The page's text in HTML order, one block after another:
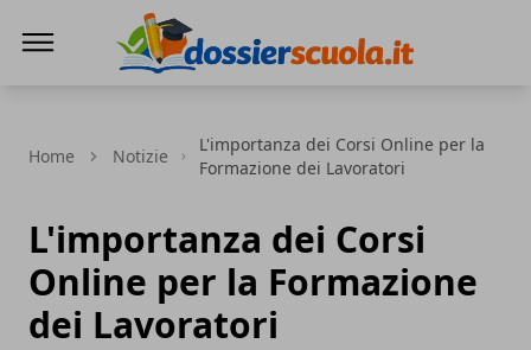
Home Notizie
L'importanza dei Corsi Online per la
Formazione dei Lavoratori
L'importanza dei Corsi
Online per la Formazione
dei Lavoratori